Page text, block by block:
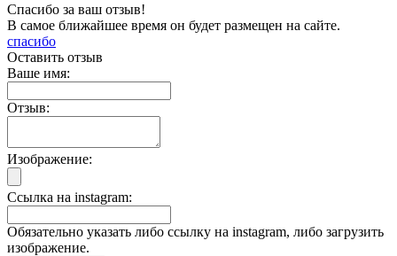
Спасибо за ваш отзыв!
В самое ближайшее время он будет размещен на сайте.
спасибо
Оставить отзыв
Ваше имя:
Отзыв:
Изображение:
Ссылка на instagram:
Обязательно указать либо ссылку на instagram, либо загрузить
изображение.